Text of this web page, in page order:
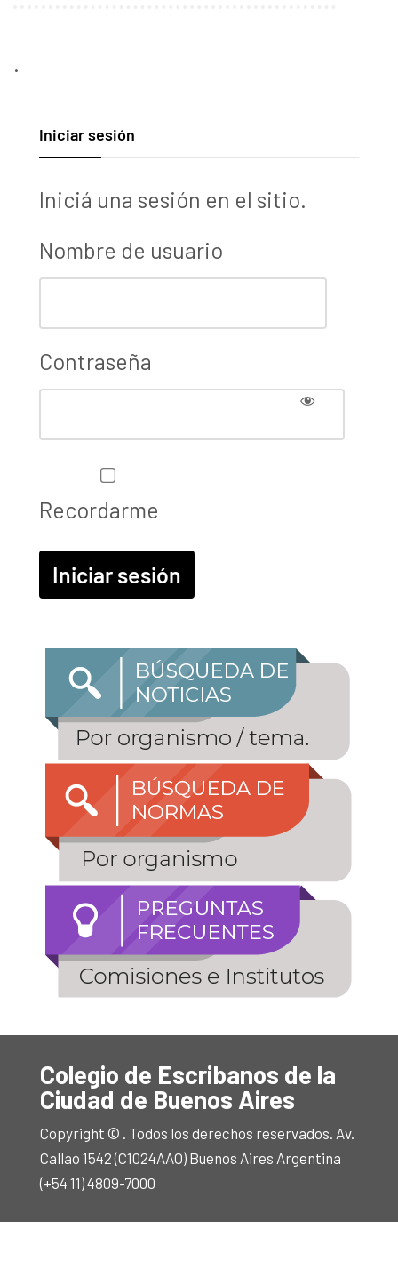
.
Iniciar sesión
Iniciá una sesión en el sitio.
Nombre de usuario
Contraseña
Recordarme
Colegio de Escribanos de la
Ciudad de Buenos Aires
Copyright © . Todos los derechos reservados. Av.
Callao 1542 (C1024AAO) Buenos Aires Argentina
(+54 11) 4809-7000